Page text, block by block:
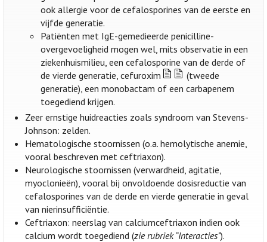
ook allergie voor de cefalosporines van de eerste en
vijfde generatie.
Patiënten met IgE-gemedieerde penicilline-
overgevoeligheid mogen wel, mits observatie in een
ziekenhuismilieu, een cefalosporine van de derde of
de vierde generatie, cefuroxim
(tweede
generatie), een monobactam of een carbapenem
toegediend krijgen.
Zeer ernstige huidreacties zoals syndroom van Stevens-
Johnson: zelden.
Hematologische stoornissen (o.a. hemolytische anemie,
vooral beschreven met ceftriaxon).
Neurologische stoornissen (verwardheid, agitatie,
myoclonieën), vooral bij onvoldoende dosisreductie van
cefalosporines van de derde en vierde generatie in geval
van nierinsufficiëntie.
Ceftriaxon: neerslag van calciumceftriaxon indien ook
calcium wordt toegediend (zie rubriek “Interacties”).